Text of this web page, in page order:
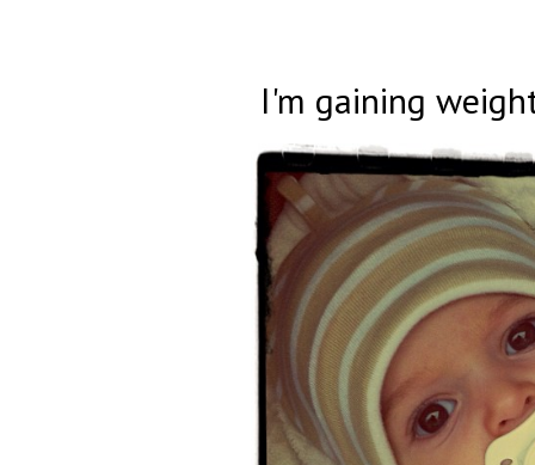
I'm gaining